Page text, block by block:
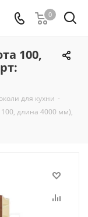
0
100,
для кухни -
длина 4000 мм),